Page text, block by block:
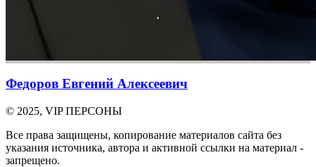
Федоров Евгений Алексеевич
© 2025, VIP ПЕРСОНЫ
Все права защищены, копирование материалов сайта без
указания источника, автора и активной ссылки на материал -
запрещено.